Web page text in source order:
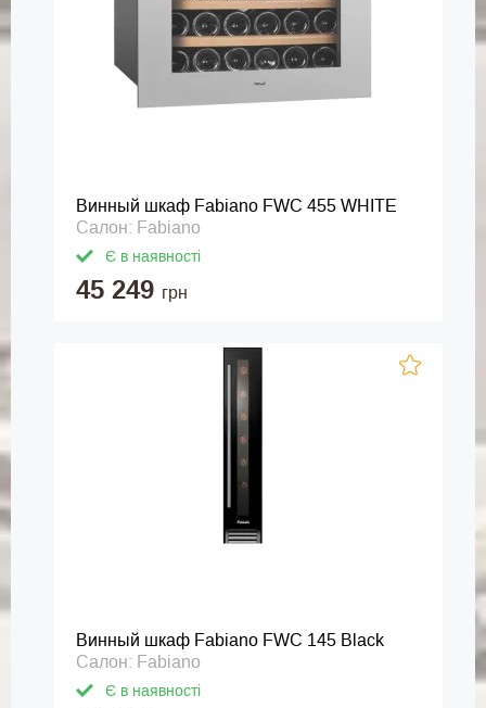
Винный шкаф Fabiano FWC 455 WHITE
Салон: Fabiano
Є в наявності
45 249 грн
Винный шкаф Fabiano FWC 145 Black
Салон: Fabiano
Є в наявності